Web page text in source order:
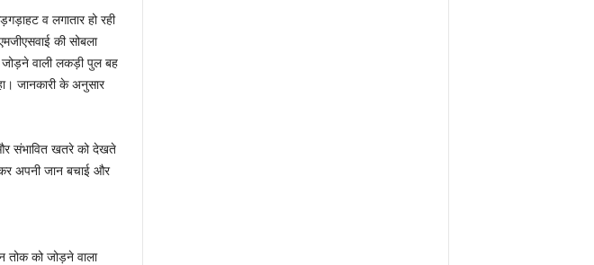
व लगातार हो रही
की सोबला
वाली लकड़ी पुल बह
जानकारी के अनुसार
संभावित खतरे को देखते
अपनी जान बचाई और
तोक को जोड़ने वाला